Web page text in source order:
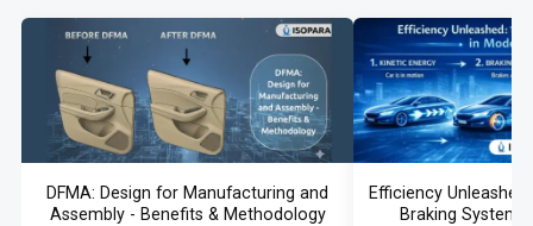
DFMA: Design for Manufacturing and
Assembly - Benefits & Methodology
Efficiency
Braking System